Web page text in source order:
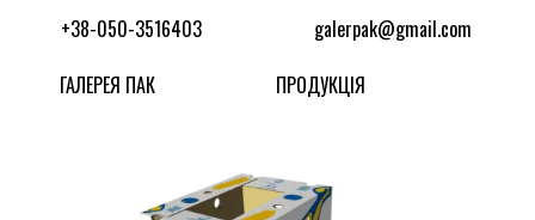
+38-050-3516403
galerpak@gmail.com
ГАЛЕРЕЯ ПАК
ПРОДУКЦІЯ